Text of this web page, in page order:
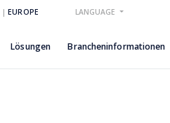
| EUROPE LANGUAGE
Lösungen Brancheninformationen